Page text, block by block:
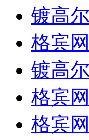
镀高
格宾
镀高
格宾
格宾